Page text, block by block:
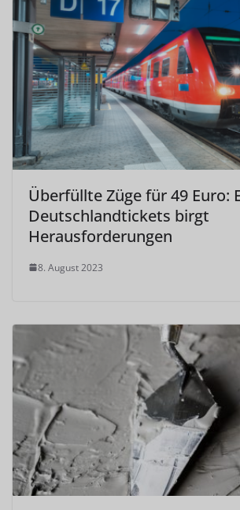
Überfüllte Züge für 49 Euro:
Deutschlandtickets birgt
Herausforderungen
8. August 2023